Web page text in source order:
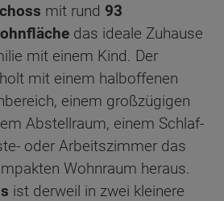
mit rund 93
das ideale Zuhause
mit einem Kind. Der
mit einem halboffenen
einem großzügigen
Abstellraum, einem Schlaf-
oder Arbeitszimmer das
Wohnraum heraus.
ist derweil in zwei kleinere